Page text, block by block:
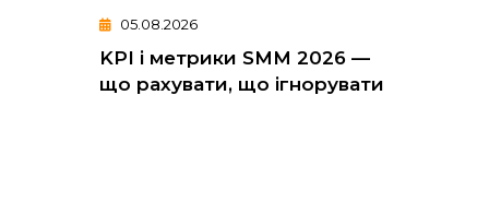
05.08.2026
KPI і метрики SMM 2026 —
що рахувати, що ігнорувати